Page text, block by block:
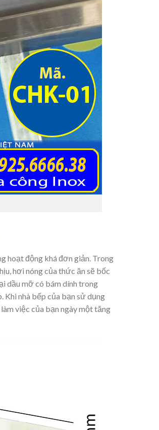
hoạt động khá đơn giản. Trong
hơi nóng của thức ăn sẽ bốc
dầu mỡ có bám dính trong
Khi nhà bếp của bạn sử dụng
việc của bạn ngày một tăng